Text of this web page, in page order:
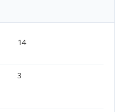
14
3